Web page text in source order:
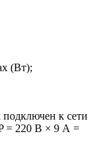
(Вт);
к сети
= 220 В × 9 А =